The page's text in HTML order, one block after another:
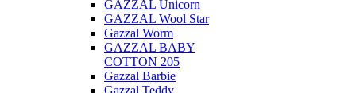
GAZZAL Unicorn
GAZZAL Wool Star
Gazzal Worm
GAZZAL BABY
COTTON 205
Gazzal Barbie
Gazzal Teddy